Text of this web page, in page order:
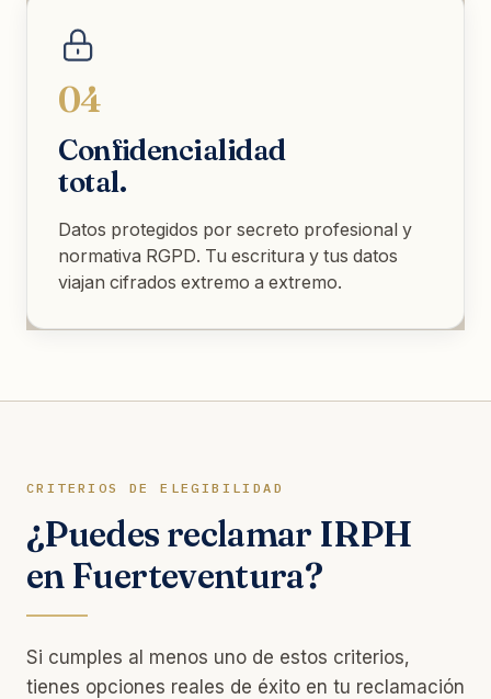
04
Confidencialidad
total.
Datos protegidos por secreto profesional y
normativa RGPD. Tu escritura y tus datos
viajan cifrados extremo a extremo.
CRITERIOS DE ELEGIBILIDAD
¿Puedes reclamar IRPH
en Fuerteventura?
Si cumples al menos uno de estos criterios,
tienes opciones reales de éxito en tu reclamación